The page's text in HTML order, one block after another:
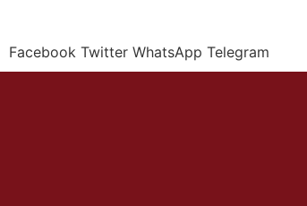
Facebook Twitter WhatsApp Telegram